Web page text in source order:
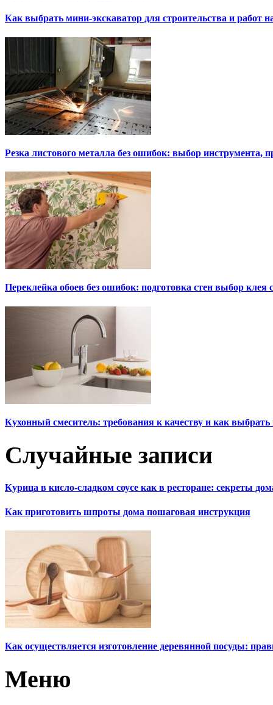
Как выбрать мини-экскаватор для строительства и работ
Резка листового металла без ошибок: выбор инструмента,
Переклейка обоев без ошибок: подготовка стен выбор клея
Кухонный смеситель: требования к качеству и как
Случайные записи
Курица в кисло-сладком соусе как в ресторане: секреты
Как приготовить шпроты дома пошаговая инструкция
Как осуществляется изготовление деревянной посуды:
Меню